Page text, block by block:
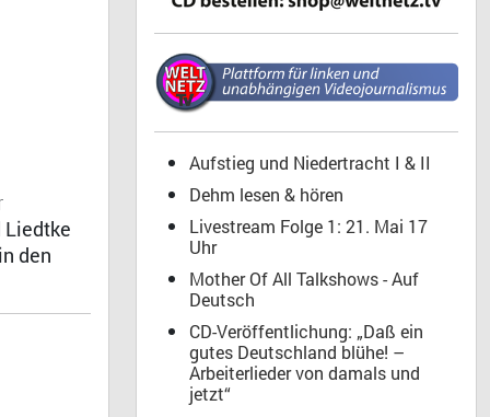
Liedtke
den
Aufstieg und Niedertracht I & II
Dehm lesen & hören
Livestream Folge 1: 21. Mai 17
Uhr
Mother Of All Talkshows - Auf
Deutsch
CD-Veröffentlichung: „Daß ein
gutes Deutschland blühe! –
Arbeiterlieder von damals und
jetzt“